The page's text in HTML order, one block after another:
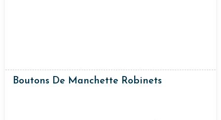
Boutons De Manchette Robinets